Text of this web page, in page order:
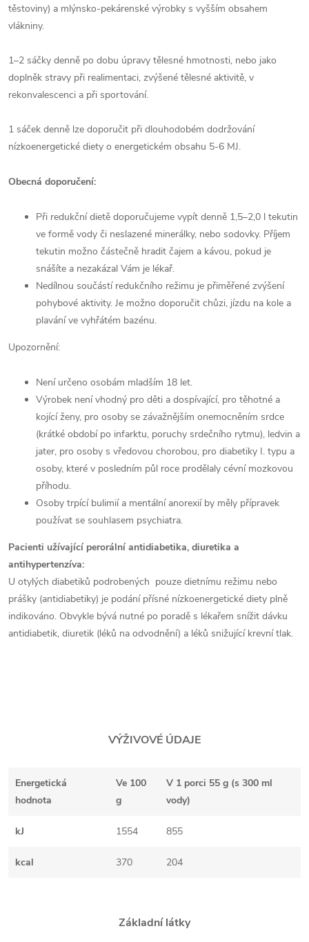
těstoviny) a mlýnsko-pekárenské výrobky s vyšším obsahem
vlákniny.
1–2 sáčky denně po dobu úpravy tělesné hmotnosti, nebo jako
doplněk stravy při realimentaci, zvýšené tělesné aktivitě, v
rekonvalescenci a při sportování.
1 sáček denně lze doporučit při dlouhodobém dodržování
nízkoenergetické diety o energetickém obsahu 5-6 MJ.
Obecná doporučení:
Při redukční dietě doporučujeme vypít denně 1,5–2,0 l tekutin
ve formě vody či neslazené minerálky, nebo sodovky. Příjem
tekutin možno částečně hradit čajem a kávou, pokud je
snášíte a nezakázal Vám je lékař.
Nedílnou součástí redukčního režimu je přiměřené zvýšení
pohybové aktivity. Je možno doporučit chůzi, jízdu na kole a
plavání ve vyhřátém bazénu.
Upozornění:
Není určeno osobám mladším 18 let.
Výrobek není vhodný pro děti a dospívající, pro těhotné a
kojící ženy, pro osoby se závažnějším onemocněním srdce
(krátké období po infarktu, poruchy srdečního rytmu), ledvin a
jater, pro osoby s vředovou chorobou, pro diabetiky I. typu a
osoby, které v posledním půl roce prodělaly cévní mozkovou
příhodu.
Osoby trpící bulimií a mentální anorexií by měly přípravek
používat se souhlasem psychiatra.
Pacienti užívající perorální antidiabetika, diuretika a
antihypertenzíva:
U otylých diabetiků podrobených pouze dietnímu režimu nebo
prášky (antidiabetiky) je podání přísné nízkoenergetické diety plně
indikováno. Obvykle bývá nutné po poradě s lékařem snížit dávku
antidiabetik, diuretik (léků na odvodnění) a léků snižující krevní tlak.
VÝŽIVOVÉ ÚDAJE
Energetická
hodnota
Ve 100
g
V 1 porci 55 g (s 300 ml
vody)
kJ 1554 855
kcal 370 204
Základní látky